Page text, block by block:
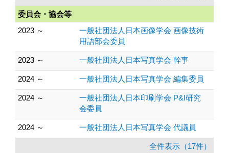
委員会・協会等
2023 ～
一般社団法人日本画像学会 画像技術
用語部会委員
2023 ～ 一般社団法人日本写真学会 幹事
2024 ～ 一般社団法人日本写真学会 編集委員
2024 ～
一般社団法人日本印刷学会 P&I研究
会委員
2024 ～ 一般社団法人日本写真学会 代議員
全件表示（17件）